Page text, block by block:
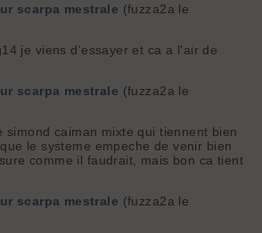
scarpa mestrale (fuzza2a le
je viens d'essayer et ca a l'air de
scarpa mestrale (fuzza2a le
simond caiman mixte qui tiennent bien
le systeme empeche de venir bien
comme il faudrait, mais bon ca tient
scarpa mestrale (fuzza2a le